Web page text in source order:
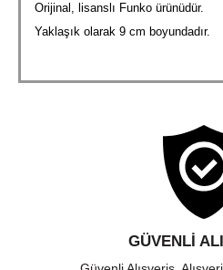
Orijinal, lisanslı Funko ürünüdür.
Yaklaşık olarak 9 cm boyundadır.
GÜVENLI